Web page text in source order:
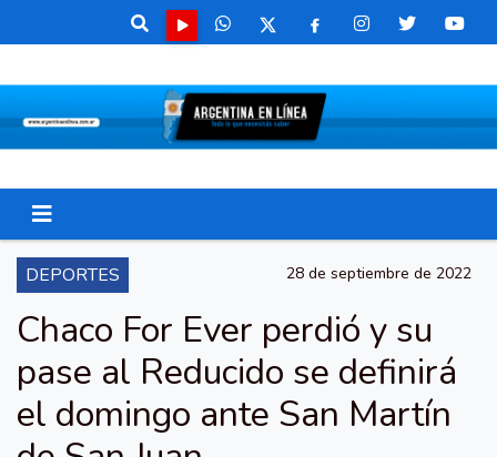
DEPORTES 28 de septiembre de 2022
Chaco For Ever perdió y su
pase al Reducido se definirá
el domingo ante San Martín